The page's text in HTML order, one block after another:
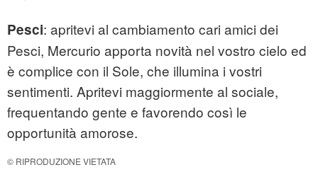
Pesci: apritevi al cambiamento cari amici dei
Pesci, Mercurio apporta novità nel vostro cielo ed
è complice con il Sole, che illumina i vostri
sentimenti. Apritevi maggiormente al sociale,
frequentando gente e favorendo così le
opportunità amorose.
© RIPRODUZIONE VIETATA